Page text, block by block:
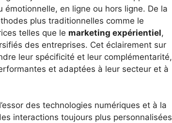
en ligne ou hors ligne. De la
plus traditionnelles comme le
telles que le marketing expérientiel,
des entreprises. Cet éclairement sur
leur spécificité et leur complémentarité,
et adaptées à leur secteur et à
des technologies numériques et à la
interactions toujours plus personnalisées